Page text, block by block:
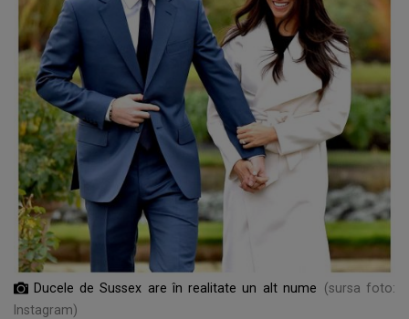
Ducele de Sussex are în realitate un alt nume
(sursa foto:
Instagram)